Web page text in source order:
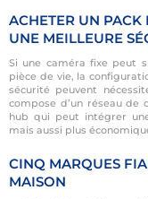
ACHETER UN PACK
UNE MEILLEURE
Si une caméra fixe peut
pièce de vie, la
sécurité peuvent
compose d’un réseau de
hub qui peut intégrer
mais aussi plus
CINQ MARQUES
MAISON